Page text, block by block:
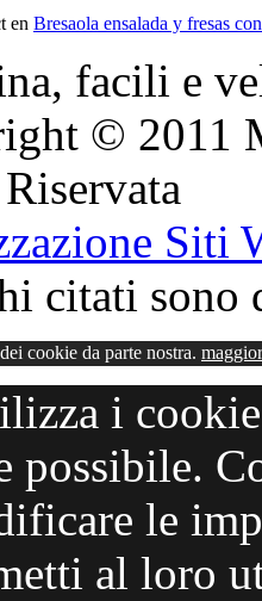
en Bresaola ensalada y fresas
facili e
© 2011
Siti
citati
cookie da parte nostra.
i
possibile.
le
al loro